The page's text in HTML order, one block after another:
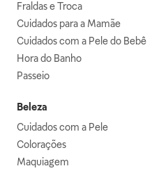
Fraldas e Troca
Cuidados para a Mamãe
Cuidados com a Pele do Bebê
Hora do Banho
Passeio
Beleza
Cuidados com a Pele
Colorações
Maquiagem